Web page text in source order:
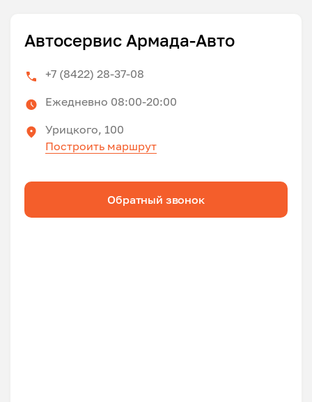
Автосервис Армада-Авто
+7 (8422) 28-37-08
Ежедневно 08:00-20:00
Урицкого, 100
Построить маршрут
Обратный звонок